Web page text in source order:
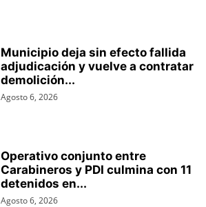
Municipio deja sin efecto fallida
adjudicación y vuelve a contratar
demolición...
Agosto 6, 2026
Operativo conjunto entre
Carabineros y PDI culmina con 11
detenidos en...
Agosto 6, 2026